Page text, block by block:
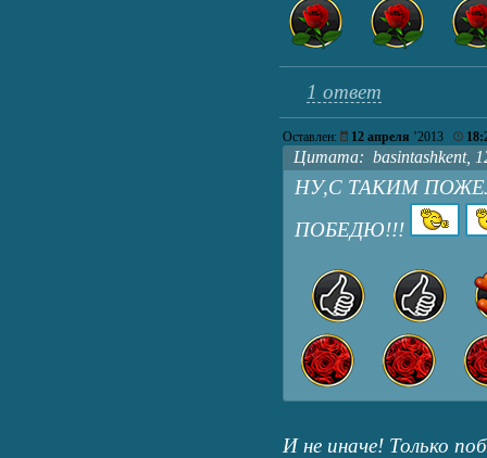
1 ответ
Оставлен: 12 апреля ’2013
Цитата: basintashkent,
НУ,С ТАКИМ
ПОБЕДЮ!!!
И не иначе! Только